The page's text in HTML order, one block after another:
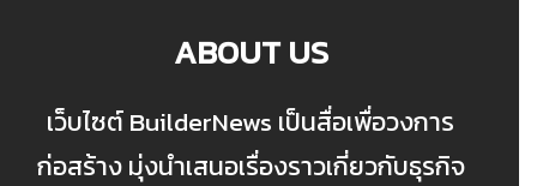
ABOUT US
เว็บไซต์ BuilderNews เป็นสื่อเพื่อวงการ
ก่อสร้าง มุ่งนำเสนอเรื่องราวเกี่ยวกับธุรกิจ